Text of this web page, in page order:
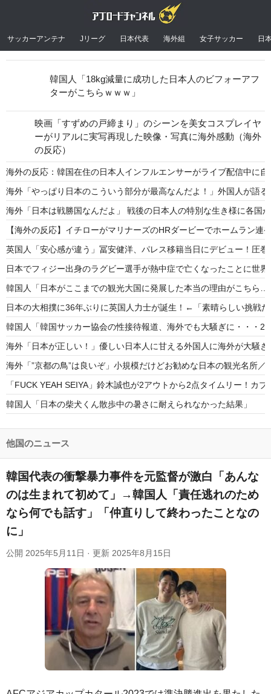
サッカーアンテナ Jリーグ 日本代表 海外組 女子サッカー 日
海外の反応：韓国在住の日本人インフルエンサーがライブ配信中に
海外「やっぱり日本のこういう部分が最高なんだよ！」外国人が語
海外「日本は戦勝国なんだよ」 戦後の日本人の特別な生き様に各国
【海外の反応】イチローがマリナーズのHRダービーでホームラン連
英国人「安心感が違う」冨安健洋、パレス移籍当日にデビュー！圧
日本でフィジー出身のラグビー選手が熱中症で亡くなったことに世
韓国人「日本がここまでの観光大国に発展した本当の理由がこち
日本の大相撲に36年ぶりに英国人力士が誕生！←「素晴らしい挑戦
韓国人「韓国サッカー協会の性接待報道、海外でも大騒ぎに・・・
海外「日本が正しい！」優しい日本人に甘える外国人に海外が大騒ぎ
海外「”京都の鳥”は良いぞ」小規模だけどお勧めな日本の観光名所／
「FUCK YEAH SEIYA」鈴木誠也が2アウトから2点タイムリー！カ
韓国人「日本の柴犬くん散歩中の暑さに耐えられなかった結果」
韓国人「韓国サッカー協会関係者が『不適切接待は慣行だった』と
Powered by livedoor 相互RSS
韓国人「18kg減量に成功した日本人のビフォーアフ
ターがこちらｗｗｗ」
映画「すずめの戸締まり」のシーンを美女コスプレイヤ
ーがリアルに実写再現した映像・写真に海外感動（海外
の反応）
他国のニュース
韓国代表の衝撃暴力事件を元監督が激白「あんな
のは生まれて初めて」→韓国人「責任逃れのため
なら何でも話す」「仲直りして終わったことなの
に」
公開 2025年5月11日 · 更新 2025年8月15日